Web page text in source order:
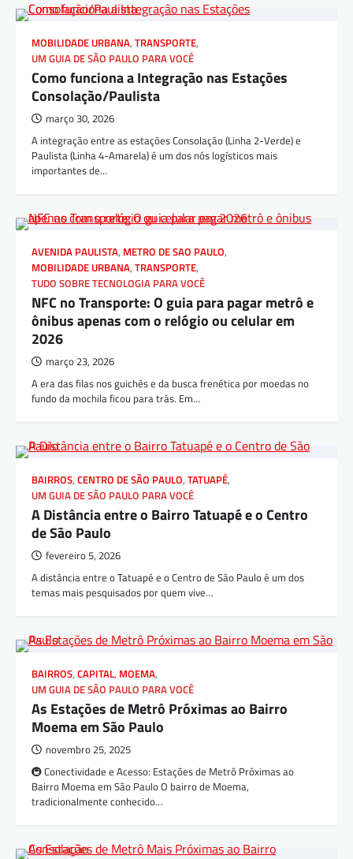
MOBILIDADE URBANA, TRANSPORTE,
UM GUIA DE SÃO PAULO PARA VOCÊ
Como funciona a Integração nas Estações
Consolação/Paulista
março 30, 2026
A integração entre as estações Consolação (Linha 2-Verde) e
Paulista (Linha 4-Amarela) é um dos nós logísticos mais
importantes de…
AVENIDA PAULISTA, METRO DE SAO PAULO,
MOBILIDADE URBANA, TRANSPORTE,
TUDO SOBRE TECNOLOGIA PARA VOCÊ
NFC no Transporte: O guia para pagar metrô e
ônibus apenas com o relógio ou celular em
2026
março 23, 2026
A era das filas nos guichês e da busca frenética por moedas no
fundo da mochila ficou para trás. Em…
BAIRROS, CENTRO DE SÃO PAULO, TATUAPÉ,
UM GUIA DE SÃO PAULO PARA VOCÊ
A Distância entre o Bairro Tatuapé e o Centro
de São Paulo
fevereiro 5, 2026
A distância entre o Tatuapé e o Centro de São Paulo é um dos
temas mais pesquisados por quem vive…
BAIRROS, CAPITAL, MOEMA,
UM GUIA DE SÃO PAULO PARA VOCÊ
As Estações de Metrô Próximas ao Bairro
Moema em São Paulo
novembro 25, 2025
🚇 Conectividade e Acesso: Estações de Metrô Próximas ao
Bairro Moema em São Paulo O bairro de Moema,
tradicionalmente conhecido…